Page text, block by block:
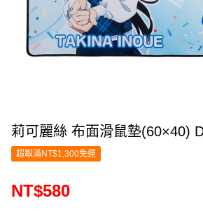
莉可麗絲 布面滑鼠墊(60×40)
超取滿NT$1,300免運
NT$580